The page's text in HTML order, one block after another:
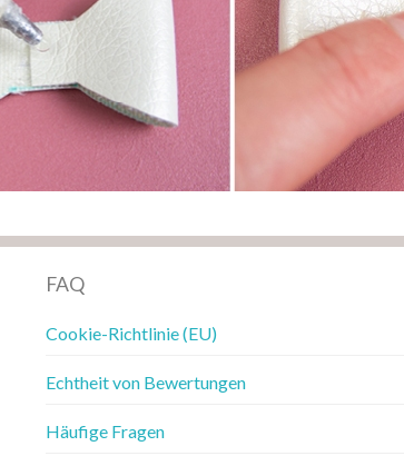
FAQ
Cookie-Richtlinie (EU)
Echtheit von Bewertungen
Häufige Fragen